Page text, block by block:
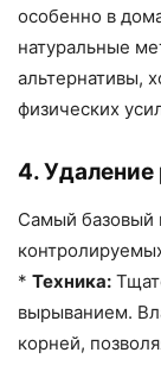
особенно в
натуральные
альтернативы,
физических
4.
Самый базовый
* Техника:
вырыванием.
корней,